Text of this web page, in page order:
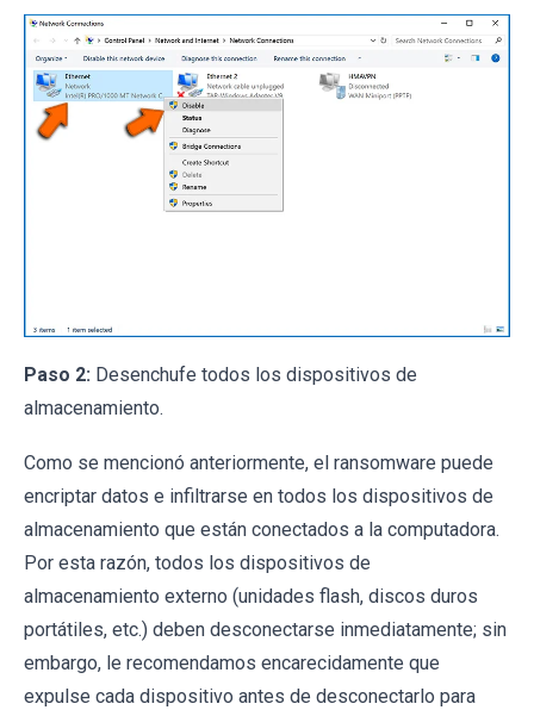
Paso 2: Desenchufe todos los dispositivos de
almacenamiento.
Como se mencionó anteriormente, el ransomware puede
encriptar datos e infiltrarse en todos los dispositivos de
almacenamiento que están conectados a la computadora.
Por esta razón, todos los dispositivos de
almacenamiento externo (unidades flash, discos duros
portátiles, etc.) deben desconectarse inmediatamente; sin
embargo, le recomendamos encarecidamente que
expulse cada dispositivo antes de desconectarlo para